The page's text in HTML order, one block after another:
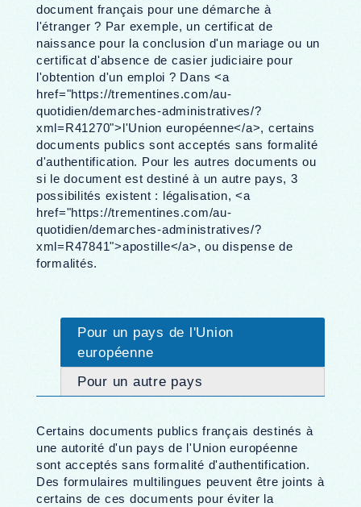
document français pour une démarche à
l'étranger ? Par exemple, un certificat de
naissance pour la conclusion d'un mariage ou un
certificat d'absence de casier judiciaire pour
l'obtention d'un emploi ? Dans <a
href="https://trementines.com/au-
quotidien/demarches-administratives/?
xml=R41270">l'Union européenne</a>, certains
documents publics sont acceptés sans formalité
d'authentification. Pour les autres documents ou
si le document est destiné à un autre pays, 3
possibilités existent : légalisation, <a
href="https://trementines.com/au-
quotidien/demarches-administratives/?
xml=R47841">apostille</a>, ou dispense de
formalités.
Pour un pays de l'Union
européenne
Pour un autre pays
Certains documents publics français destinés à
une autorité d'un pays de l'Union européenne
sont acceptés sans formalité d'authentification.
Des formulaires multilingues peuvent être joints à
certains de ces documents pour éviter la